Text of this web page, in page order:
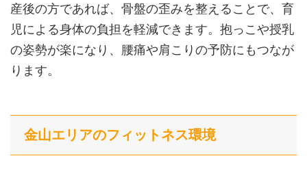
産後の方であれば、骨盤の歪みを整えることで、育
児による身体の負担を軽減できます。抱っこや授乳
の姿勢が楽になり、腰痛や肩こりの予防にもつなが
ります。
金山エリアのフィットネス環境